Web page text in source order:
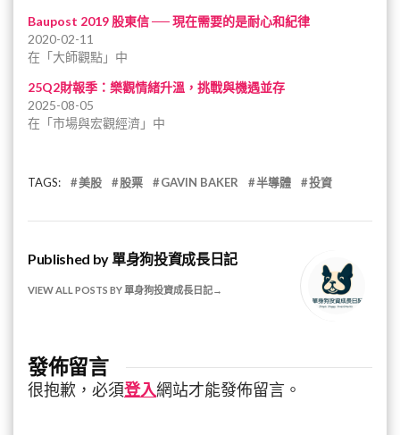
Baupost 2019 股東信 ── 現在需要的是耐心和紀律
2020-02-11
在「大師觀點」中
25Q2財報季：樂觀情緒升溫，挑戰與機遇並存
2025-08-05
在「市場與宏觀經濟」中
TAGS: 美股 股票 GAVIN BAKER 半導體 投資
Published by 單身狗投資成長日記
VIEW ALL POSTS BY 單身狗投資成長日記
發佈留言
很抱歉，必須登入網站才能發佈留言。